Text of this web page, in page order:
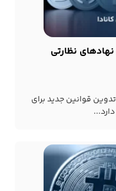
نظارتی
قوانین جدید برای